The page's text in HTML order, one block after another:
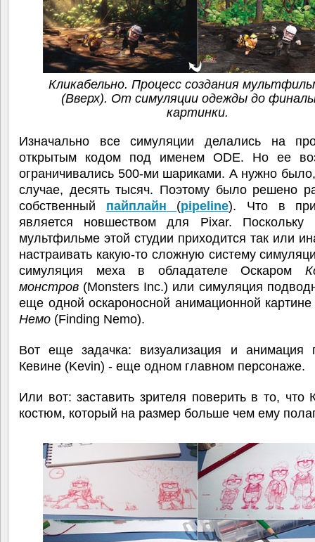
Кликабельно. Процесс создания
(Вверх). От симуляции одежды до
картинки.
Изначально все симуляции делались на
открытым кодом под именем ODE. Но ее
ограничивались 500-ми шариками. А нужно
случае, десять тысяч. Поэтому было решено
собственный пайплайн (pipeline). Что в
является новшеством для Pixar.
мультфильме этой студии приходится так или
настраивать какую-то сложную систему
симуляция меха в обладателе Оскаром
монстров (Monsters Inc.) или симуляция
еще одной оскароносной анимационной
Немо (Finding Nemo).
Вот еще задачка: визуализация и анимация
Кевине (Kevin) - еще одном главном персонаже.
Или вот: заставить зрителя поверить в то, что
костюм, который на размер больше чем ему